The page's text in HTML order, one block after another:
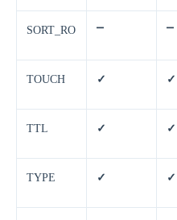
SORT_RO ⎻ ⎻
TOUCH ✓ ✓
TTL ✓ ✓
TYPE ✓ ✓